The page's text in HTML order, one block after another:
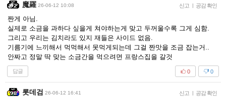
魔羅 26-06-12 10:08 신고 | 공감 확인
짠게 아님.
실제로 소금을 과하다 싶을게 쳐야하는게 맞고 두꺼울수록 그게 심함.
그리고 우리는 김치라도 있지 재들은 사이드 없음.
기름기에 느끼해서 먹먹해서 못먹게되는데 그걸 짠맛을 조금 잡는거..
안짜고 정말 딱 맞는 소금간을 먹으려면 프랑스집을 갈것
답글 0
0
롯데검 26-06-12 16:41 신고 | 공감 확인